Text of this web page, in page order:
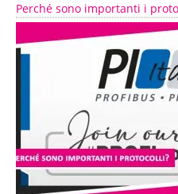
Perché sono importanti i